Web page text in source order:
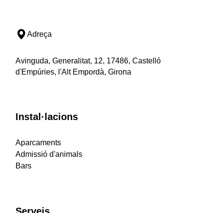
Adreça
Avinguda, Generalitat, 12, 17486, Castelló
d'Empúries, l'Alt Empordà, Girona
Instal·lacions
Aparcaments
Admissió d'animals
Bars